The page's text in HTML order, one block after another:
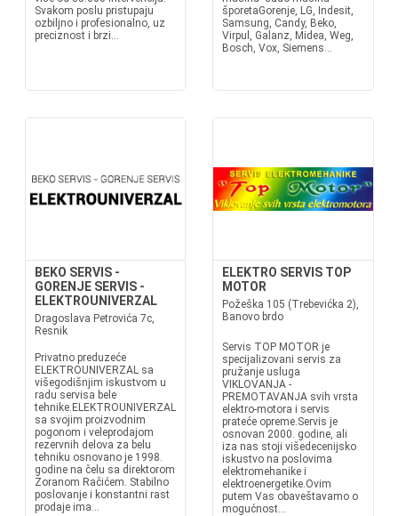
Svakom poslu pristupaju
ozbiljno i profesionalno, uz
preciznost i brzi...
šporetaGorenje, LG, Indesit,
Samsung, Candy, Beko,
Virpul, Galanz, Midea, Weg,
Bosch, Vox, Siemens...
BEKO SERVIS -
GORENJE SERVIS -
ELEKTROUNIVERZAL
Dragoslava Petrovića 7c,
Resnik
Privatno preduzeće
ELEKTROUNIVERZAL sa
višegodišnjim iskustvom u
radu servisa bele
tehnike.ELEKTROUNIVERZAL
sa svojim proizvodnim
pogonom i veleprodajom
rezervnih delova za belu
tehniku osnovano je 1998.
godine na čelu sa direktorom
Zoranom Račićem. Stabilno
poslovanje i konstantni rast
prodaje ima...
ELEKTRO SERVIS TOP
MOTOR
Požeška 105 (Trebevićka 2),
Banovo brdo
Servis TOP MOTOR je
specijalizovani servis za
pružanje usluga
VIKLOVANJA -
PREMOTAVANJA svih vrsta
elektro-motora i servis
prateće opreme.Servis je
osnovan 2000. godine, ali
iza nas stoji višedecenijsko
iskustvo na poslovima
elektromehanike i
elektroenergetike.Ovim
putem Vas obaveštavamo o
mogućnost...